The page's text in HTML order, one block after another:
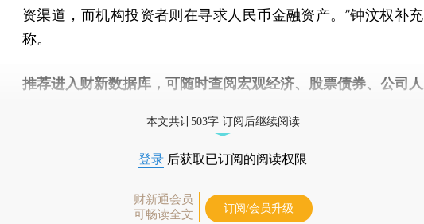
资渠道，而机构投资者则在寻求人民币金融资产。”钟汶权补充
称。
推荐进入财新数据库 ，可随时查阅宏观经济、股票债券、公司人
本文共计503字 订阅后继续阅读
登录 后获取已订阅的阅读权限
财新通会员
可畅读全文
订阅/会员升级